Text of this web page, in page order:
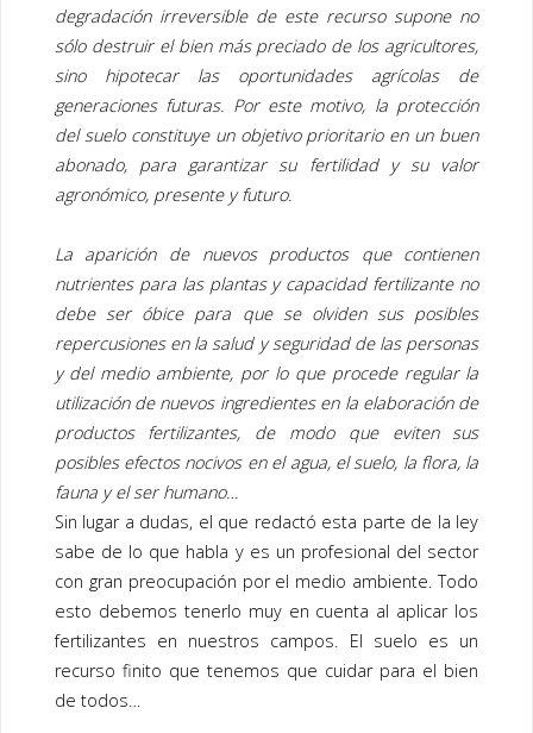
degradación irreversible de este recurso supone no
sólo destruir el bien más preciado de los agricultores,
sino hipotecar las oportunidades agrícolas de
generaciones futuras. Por este motivo, la protección
del suelo constituye un objetivo prioritario en un buen
abonado, para garantizar su fertilidad y su valor
agronómico, presente y futuro.
La aparición de nuevos productos que contienen
nutrientes para las plantas y capacidad fertilizante no
debe ser óbice para que se olviden sus posibles
repercusiones en la salud y seguridad de las personas
y del medio ambiente, por lo que procede regular la
utilización de nuevos ingredientes en la elaboración de
productos fertilizantes, de modo que eviten sus
posibles efectos nocivos en el agua, el suelo, la flora, la
fauna y el ser humano…
Sin lugar a dudas, el que redactó esta parte de la ley
sabe de lo que habla y es un profesional del sector
con gran preocupación por el medio ambiente. Todo
esto debemos tenerlo muy en cuenta al aplicar los
fertilizantes en nuestros campos. El suelo es un
recurso finito que tenemos que cuidar para el bien
de todos…